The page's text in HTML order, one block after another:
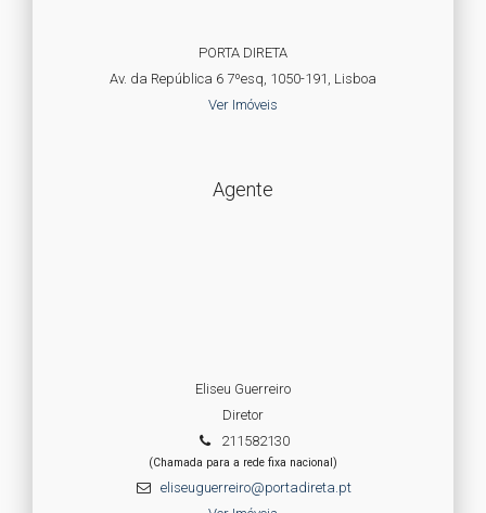
PORTA DIRETA
Av. da República 6 7ºesq, 1050-191, Lisboa
Ver Imóveis
Agente
Eliseu Guerreiro
Diretor
211582130
(Chamada para a rede fixa nacional)
eliseuguerreiro@portadireta.pt